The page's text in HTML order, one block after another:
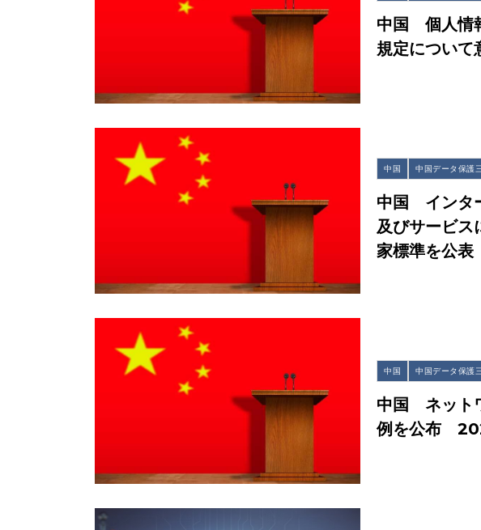
中国 個人情
規定について
中国 中国データ保護
中国 インタ
及びサービス
家標準を公表
中国 中国データ保護
中国 ネット
例を公布